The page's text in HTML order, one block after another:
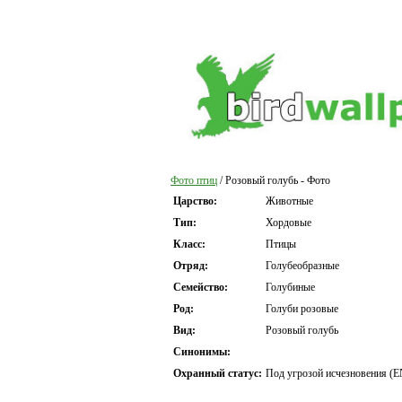
Фото птиц / Розовый голубь - Фото
Царство:
Животные
Тип:
Хордовые
Класс:
Птицы
Отряд:
Голубеобразные
Семейство:
Голубиные
Род:
Голуби розовые
Вид:
Розовый голубь
Синонимы:
Охранный статус: Под угрозой исчезновения